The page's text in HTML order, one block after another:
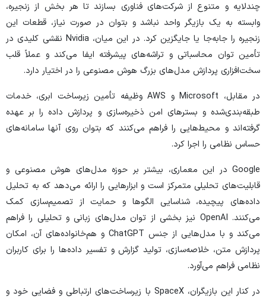
چندلایه و متنوع از شرکت‌های فناوری بسازند تا هر بخش از زنجیره،
وابسته به یک بازیگر واحد نباشد و بتوان در صورت نیاز، قطعات این
زنجیره را جابه‌جا یا جایگزین کرد. در این میان، Nvidia نقشی کلیدی در
تأمین توان محاسباتی و تراشه‌های پیشرفته ایفا می‌کند و عملاً قلب
سخت‌افزاری پردازش مدل‌های بزرگ هوش مصنوعی را در اختیار دارد.
در مقابل، Microsoft و AWS وظیفه تأمین زیرساخت ابری، خدمات
طبقه‌بندی‌شده و بستر‌های امن ذخیره‌سازی و پردازش داده را بر عهده
گرفته‌اند و محیط‌هایی را فراهم می‌کنند که بتوان روی آنها سامانه‌های
حساس نظامی را اجرا کرد.
Google در این معماری، بیشتر بر حوزه مدل‌های هوش مصنوعی و
قابلیت‌های تحلیلی متمرکز است و ابزار‌هایی را ارائه می‌دهد که به تحلیل
داده‌های پیچیده، شناسایی الگو‌ها و حمایت از تصمیم‌سازی کمک
می‌کنند. OpenAI نیز بخشی از توان مدل‌های زبانی و تحلیلی را فراهم
می‌کند و با مدل‌هایی از جنس ChatGPT و هم‌خانواده‌های آن، امکان
پردازش متن، خلاصه‌سازی، تولید گزارش و تفسیر داده‌ها را برای کاربران
نظامی فراهم می‌آورد.
در کنار این بازیگران، SpaceX با زیرساخت‌های ارتباطی و فضایی خود و